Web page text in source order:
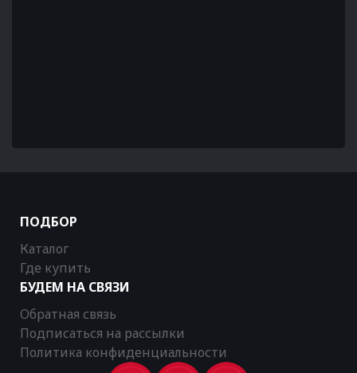
ПОДБОР
Каталог
Где купить
БУДЕМ НА СВЯЗИ
Обратная связь
Подписаться на рассылки
Политика конфиденциальности